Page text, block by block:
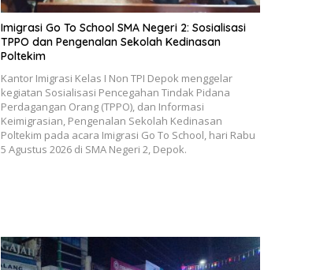
Imigrasi Go To School SMA Negeri 2: Sosialisasi
TPPO dan Pengenalan Sekolah Kedinasan
Poltekim
Kantor Imigrasi Kelas I Non TPI Depok menggelar
kegiatan Sosialisasi Pencegahan Tindak Pidana
Perdagangan Orang (TPPO), dan Informasi
Keimigrasian, Pengenalan Sekolah Kedinasan
Poltekim pada acara Imigrasi Go To School, hari Rabu
5 Agustus 2026 di SMA Negeri 2, Depok.